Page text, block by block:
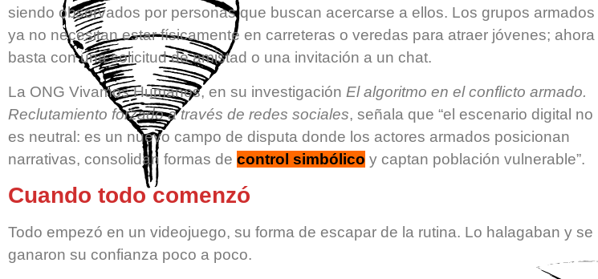
siendo observados por personas que buscan acercarse a ellos. Los grupos armados
ya no necesitan estar físicamente en carreteras o veredas para atraer jóvenes; ahora
basta con una solicitud de amistad o una invitación a un chat.
La ONG Vivamos Humanos, en su investigación El algoritmo en el conflicto armado.
Reclutamiento forzado a través de redes sociales, señala que “el escenario digital no
es neutral: es un nuevo campo de disputa donde los actores armados posicionan
narrativas, consolidan formas de control simbólico y captan población vulnerable”.
Cuando todo comenzó
Todo empezó en un videojuego, su forma de escapar de la rutina. Lo halagaban y se
ganaron su confianza poco a poco.